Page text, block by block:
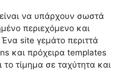
να υπάρχουν σωστά
περιεχόμενο και
site γεμάτο περιττά
και πρόχειρα templates
τίμημα σε ταχύτητα και